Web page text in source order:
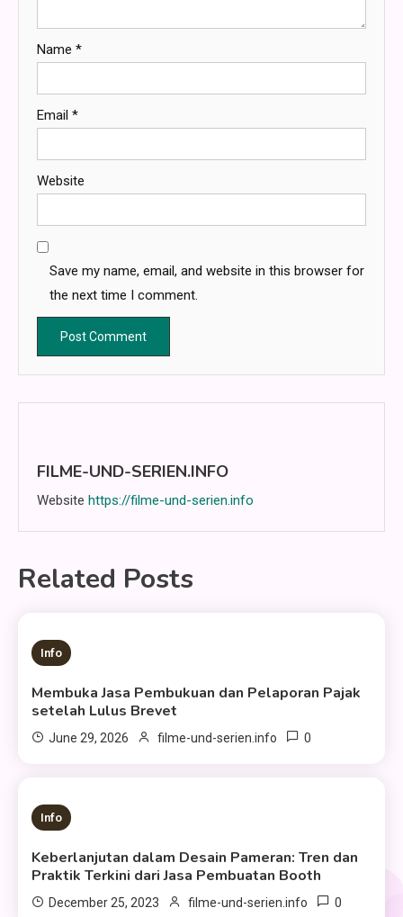
Name *
Email *
Website
Save my name, email, and website in this browser for
the next time I comment.
FILME-UND-SERIEN.INFO
Website https://filme-und-serien.info
Related Posts
4 MINS READ
Info
Membuka Jasa Pembukuan dan Pelaporan Pajak
setelah Lulus Brevet
June 29, 2026 filme-und-serien.info 0
2 MINS READ
Info
Keberlanjutan dalam Desain Pameran: Tren dan
Praktik Terkini dari Jasa Pembuatan Booth
December 25, 2023 filme-und-serien.info 0